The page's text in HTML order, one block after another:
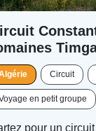
Circuit
en petit groupe
pour un